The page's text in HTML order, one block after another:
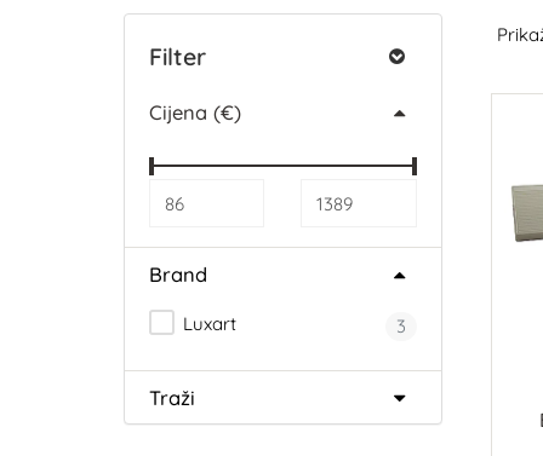
Filter
Cijena (€)
Brand
Luxart 3
Traži